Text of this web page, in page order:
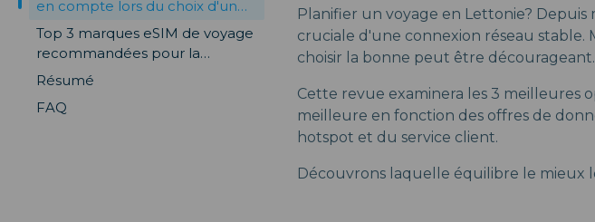
en compte lors du choix d'une
marque de voyage eSIM?
Top 3 marques eSIM de voyage
recommandées pour la
Lettonie
Résumé
FAQ
Planifier un voyage en Lettonie? Depuis
cruciale d'une connexion réseau stable.
choisir la bonne peut être décourageant.
Cette revue examinera les 3 meilleures
meilleure en fonction des offres de
hotspot et du service client.
Découvrons laquelle équilibre le mieux